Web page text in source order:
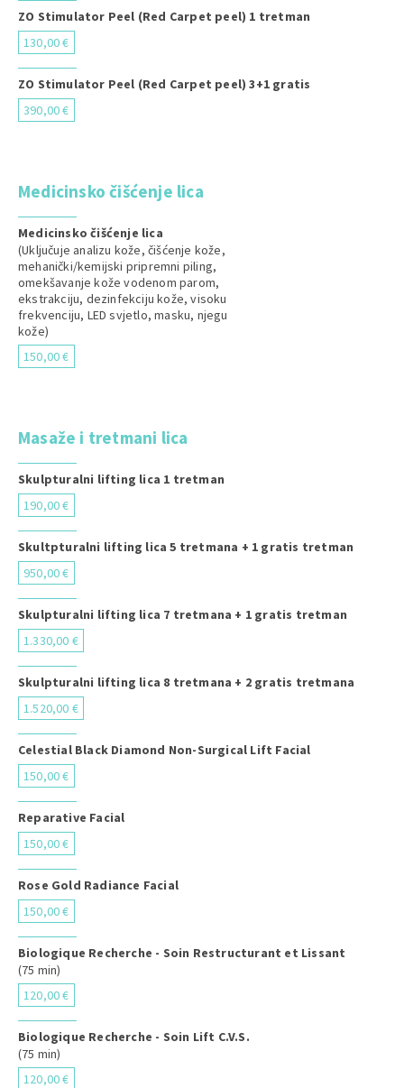
ZO Stimulator Peel (Red Carpet peel) 1 tretman
130,00 €
ZO Stimulator Peel (Red Carpet peel) 3+1 gratis
390,00 €
Medicinsko čišćenje lica
Medicinsko čišćenje lica
(Uključuje analizu kože, čišćenje kože,
mehanički/kemijski pripremni piling,
omekšavanje kože vodenom parom,
ekstrakciju, dezinfekciju kože, visoku
frekvenciju, LED svjetlo, masku, njegu
kože)
150,00 €
Masaže i tretmani lica
Skulpturalni lifting lica 1 tretman
190,00 €
Skultpturalni lifting lica 5 tretmana + 1 gratis tretman
950,00 €
Skulpturalni lifting lica 7 tretmana + 1 gratis tretman
1.330,00 €
Skulpturalni lifting lica 8 tretmana + 2 gratis tretmana
1.520,00 €
Celestial Black Diamond Non-Surgical Lift Facial
150,00 €
Reparative Facial
150,00 €
Rose Gold Radiance Facial
150,00 €
Biologique Recherche - Soin Restructurant et Lissant
(75 min)
120,00 €
Biologique Recherche - Soin Lift C.V.S.
(75 min)
120,00 €